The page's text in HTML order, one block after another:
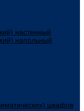
настенный
напольный
шкафов